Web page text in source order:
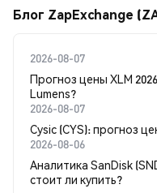
Блог ZapExchange
2026-08-07
Прогноз цены XLM
Lumens?
2026-08-07
Cysic (CYS): прогноз
2026-08-06
Аналитика SanDisk
стоит ли купить?